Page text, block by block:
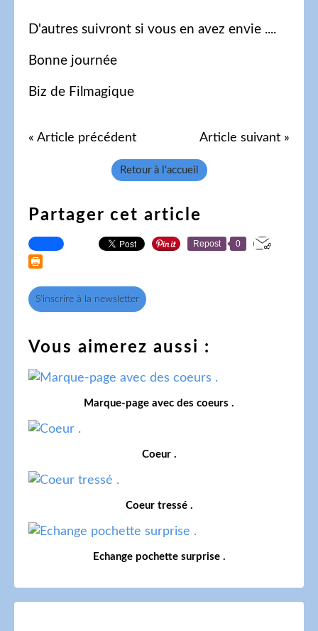
D'autres suivront si vous en avez envie ....
Bonne journée
Biz de Filmagique
« Article précédent Article suivant »
Retour à l'accueil
Partager cet article
Repost 0
S'inscrire à la newsletter
Vous aimerez aussi :
Marque-page avec des coeurs .
Coeur .
Coeur tressé .
Echange pochette surprise .